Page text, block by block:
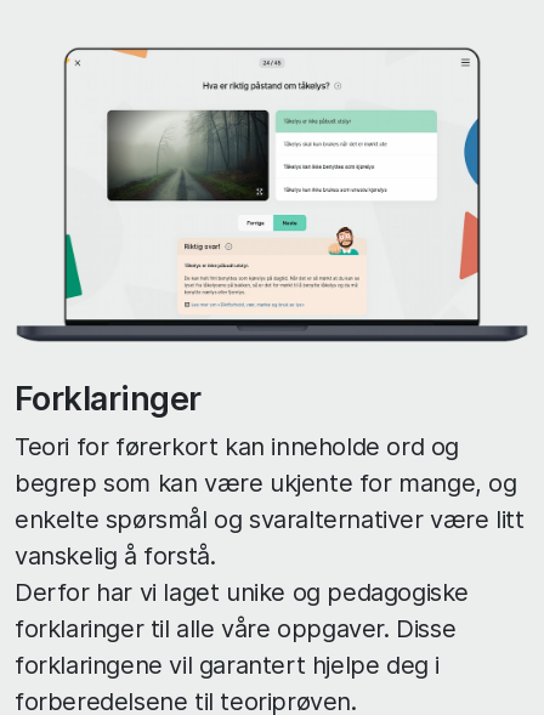
Forklaringer
Teori for førerkort kan inneholde ord og
begrep som kan være ukjente for mange, og
enkelte spørsmål og svaralternativer være litt
vanskelig å forstå.
Derfor har vi laget unike og pedagogiske
forklaringer til alle våre oppgaver. Disse
forklaringene vil garantert hjelpe deg i
forberedelsene til teoriprøven.